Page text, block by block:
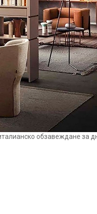
обзавеждане за